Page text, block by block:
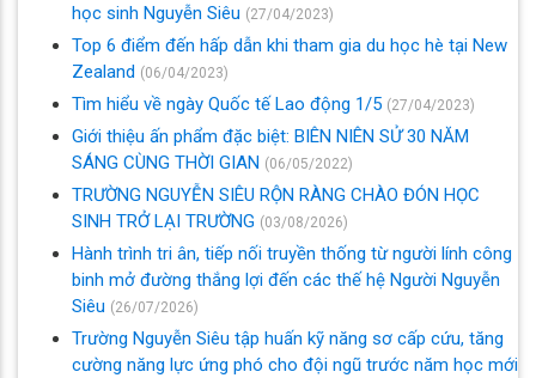
học sinh Nguyễn Siêu (27/04/2023)
Top 6 điểm đến hấp dẫn khi tham gia du học hè tại New
Zealand (06/04/2023)
Tìm hiểu về ngày Quốc tế Lao động 1/5 (27/04/2023)
Giới thiệu ấn phẩm đặc biệt: BIÊN NIÊN SỬ 30 NĂM
SÁNG CÙNG THỜI GIAN (06/05/2022)
TRƯỜNG NGUYỄN SIÊU RỘN RÀNG CHÀO ĐÓN HỌC
SINH TRỞ LẠI TRƯỜNG (03/08/2026)
Hành trình tri ân, tiếp nối truyền thống từ người lính công
binh mở đường thắng lợi đến các thế hệ Người Nguyễn
Siêu (26/07/2026)
Trường Nguyễn Siêu tập huấn kỹ năng sơ cấp cứu, tăng
cường năng lực ứng phó cho đội ngũ trước năm học mới